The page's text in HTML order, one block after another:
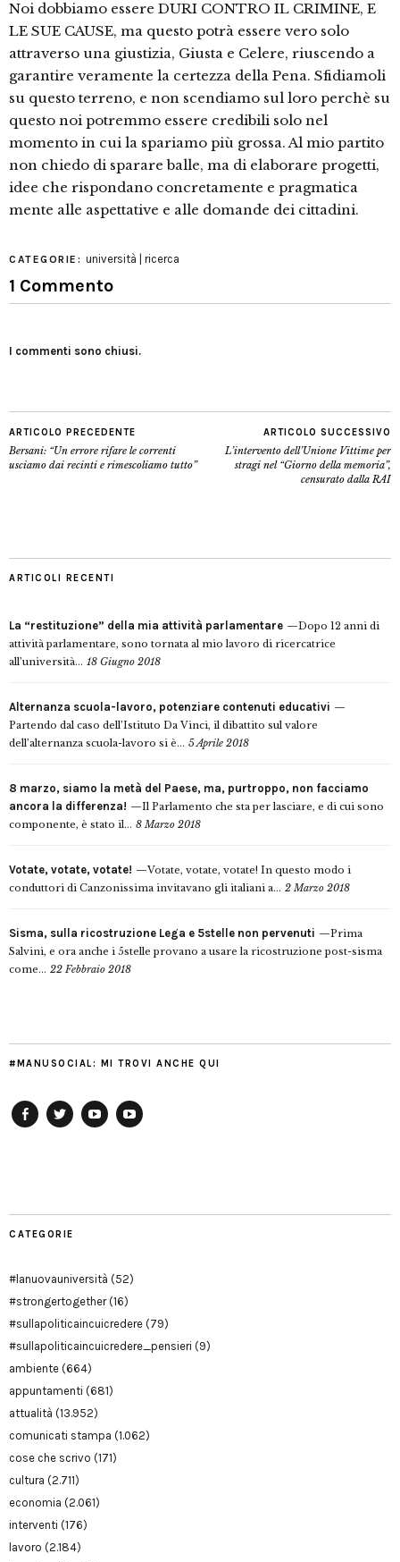
Noi dobbiamo essere DURI CONTRO IL CRIMINE, E
LE SUE CAUSE, ma questo potrà essere vero solo
attraverso una giustizia, Giusta e Celere, riuscendo a
garantire veramente la certezza della Pena. Sfidiamoli
su questo terreno, e non scendiamo sul loro perchè su
questo noi potremmo essere credibili solo nel
momento in cui la spariamo più grossa. Al mio partito
non chiedo di sparare balle, ma di elaborare progetti,
idee che rispondano concretamente e pragmatica
mente alle aspettative e alle domande dei cittadini.
CATEGORIE: università | ricerca
1 Commento
I commenti sono chiusi.
ARTICOLO PRECEDENTE
Bersani: “Un errore rifare le correnti
usciamo dai recinti e rimescoliamo tutto”
ARTICOLO SUCCESSIVO
L’intervento dell’Unione Vittime per
stragi nel “Giorno della memoria”,
censurato dalla RAI
ARTICOLI RECENTI
La “restituzione” della mia attività parlamentare
Dopo 12 anni di
attività parlamentare, sono tornata al mio lavoro di ricercatrice
all’università... 18 Giugno 2018
Alternanza scuola-lavoro, potenziare contenuti educativi
Partendo dal caso dell’Istituto Da Vinci, il dibattito sul valore
dell’alternanza scuola-lavoro si è... 5 Aprile 2018
8 marzo, siamo la metà del Paese, ma, purtroppo, non facciamo
ancora la differenza!
Il Parlamento che sta per lasciare, e di cui sono
componente, è stato il... 8 Marzo 2018
Votate, votate, votate!
Votate, votate, votate! In questo modo i
conduttori di Canzonissima invitavano gli italiani a... 2 Marzo 2018
Sisma, sulla ricostruzione Lega e 5stelle non pervenuti
Prima
Salvini, e ora anche i 5stelle provano a usare la ricostruzione post-sisma
come... 22 Febbraio 2018
#MANUSOCIAL: MI TROVI ANCHE QUI
CATEGORIE
#lanuovauniversità (52)
#strongertogether(16)
#sullapoliticaincuicredere (79)
#sullapoliticaincuicredere_pensieri (9)
ambiente (664)
appuntamenti (681)
attualità (13.952)
comunicati stampa (1.062)
cose che scrivo (171)
cultura (2.711)
economia (2.061)
interventi (176)
lavoro (2.184)